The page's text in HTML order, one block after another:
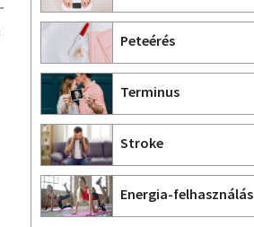
Peteérés
Terminus
Stroke
Energia-felhasználás